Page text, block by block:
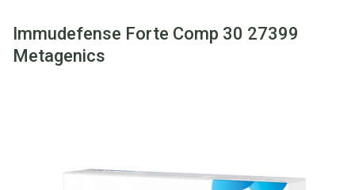
Immudefense Forte Comp 30 27399
Metagenics